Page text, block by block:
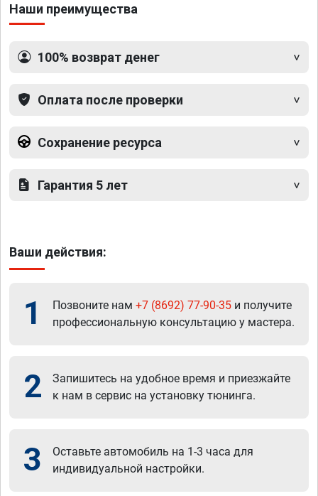
Наши преимущества
100% возврат денег
Оплата после проверки
Сохранение ресурса
Гарантия 5 лет
Ваши действия:
1 Позвоните нам +7 (8692) 77-90-35 и получите
профессиональную консультацию у мастера.
2
Запишитесь на удобное время и приезжайте
к нам в сервис на установку тюнинга.
3
Оставьте автомобиль на 1-3 часа для
индивидуальной настройки.